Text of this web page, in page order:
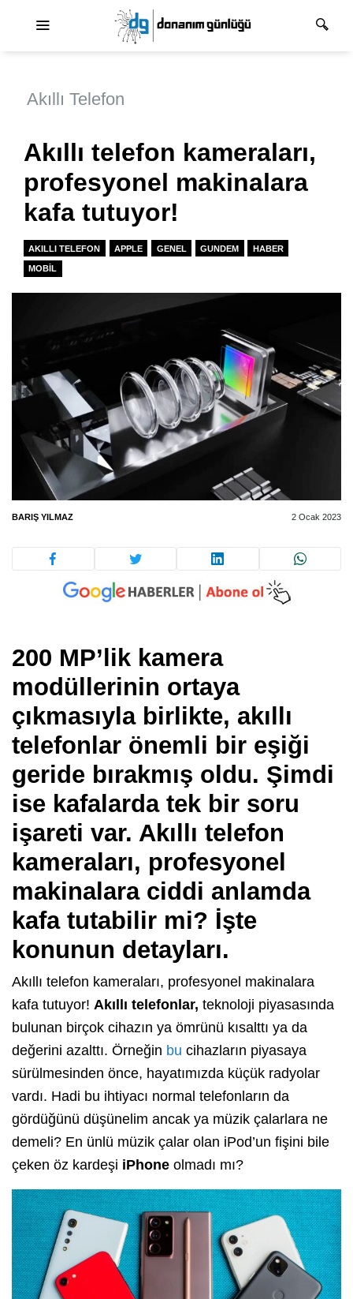
Akıllı Telefon
Akıllı telefon kameraları,
profesyonel makinalara
kafa tutuyor!
AKILLI TELEFON APPLE GENEL GUNDEM HABER
MOBIL
BARIŞ YILMAZ 2 Ocak 2023
200 MP’lik kamera
modüllerinin ortaya
çıkmasıyla birlikte, akıllı
telefonlar önemli bir eşiği
geride bırakmış oldu. Şimdi
ise kafalarda tek bir soru
işareti var. Akıllı telefon
kameraları, profesyonel
makinalara ciddi anlamda
kafa tutabilir mi? İşte
konunun detayları.
Akıllı telefon kameraları, profesyonel makinalara
kafa tutuyor! Akıllı telefonlar, teknoloji piyasasında
bulunan birçok cihazın ya ömrünü kısalttı ya da
değerini azalttı. Örneğin bu cihazların piyasaya
sürülmesinden önce, hayatımızda küçük radyolar
vardı. Hadi bu ihtiyacı normal telefonların da
gördüğünü düşünelim ancak ya müzik çalarlara ne
demeli? En ünlü müzik çalar olan iPod’un fişini bile
çeken öz kardeşi iPhone olmadı mı?